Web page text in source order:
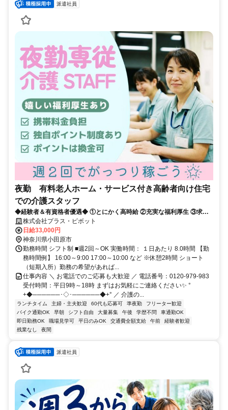
派遣社員
夜勤 有料老人ホーム・サービス付き高齢者向け住宅
での介護スタッフ
◆経験者＆有資格者優遇◆ ①とにかく高時給 ②充実な福利厚生 ③求人
数が豊富 だから現役の介護士から「+ホップ」が選ばれています！
株式会社プラス・ピボット
日給33,000円
神奈川県小田原市
勤務時間 シフト制 ■週2回～OK 実働時間： １日あたり 8.0時間 【勤
務時間例】 16:00～9:00 17:00～10:00 など ※休憩2時間 ショート
（短期入所）勤務の希望があれば...
仕事内容 ＼ お電話でのご応募も大歓迎 ／ 電話番号：0120-979-983
受付時間：平日9時～18時 まずはお気軽にご連絡ください✨ °
+◆──────･◇･──────◆+° ／ 介護の...
ランチタイム 主婦・主夫歓迎 60代も応募可 準夜勤
フリーター歓迎
バイク通勤OK
早朝 シフト自由 大量募集 午後 学歴不問
車通勤OK
即日勤務OK
職場見学可 平日のみOK 交通費全額支給 午前
経験者歓迎
残業なし
夜間
派遣社員